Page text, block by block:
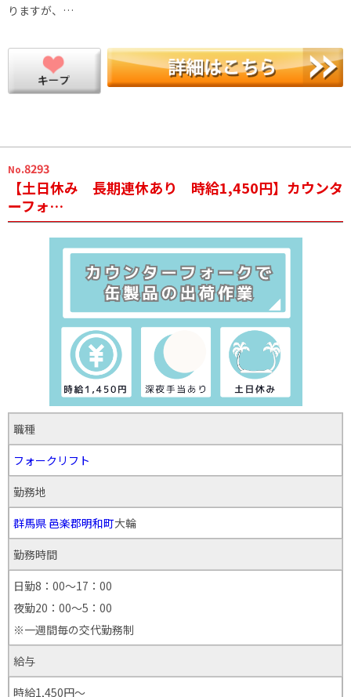
りますが、…
No.8293
【土日休み 長期連休あり 時給1,450円】カウンタ
ーフォ…
職種
フォークリフト
勤務地
群馬県 邑楽郡明和町大輪
勤務時間
日勤8：00～17：00
夜勤20：00～5：00
※一週間毎の交代勤務制
給与
時給1,450円～